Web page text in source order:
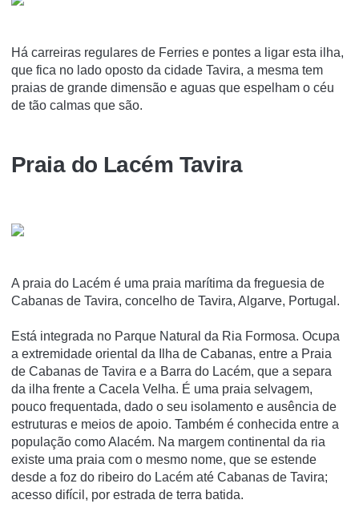
Há carreiras regulares de Ferries e pontes a ligar esta ilha,
que fica no lado oposto da cidade Tavira, a mesma tem
praias de grande dimensão e aguas que espelham o céu
de tão calmas que são.
Praia do Lacém Tavira
A praia do Lacém é uma praia marí­tima da freguesia de
Cabanas de Tavira, concelho de Tavira, Algarve, Portugal.
Está integrada no Parque Natural da Ria Formosa. Ocupa
a extremidade oriental da Ilha de Cabanas, entre a Praia
de Cabanas de Tavira e a Barra do Lacém, que a separa
da ilha frente a Cacela Velha. É uma praia selvagem,
pouco frequentada, dado o seu isolamento e ausência de
estruturas e meios de apoio. Também é conhecida entre a
população como Alacém. Na margem continental da ria
existe uma praia com o mesmo nome, que se estende
desde a foz do ribeiro do Lacém até Cabanas de Tavira;
acesso difí­cil, por estrada de terra batida.